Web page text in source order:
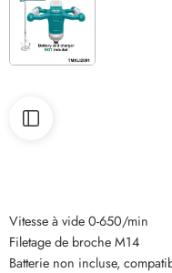
Vitesse à vide 0-650/min
Filetage de broche M14
Batterie non incluse,